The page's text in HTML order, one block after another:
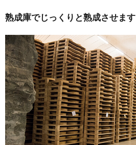
熟成庫でじっくりと熟成させます